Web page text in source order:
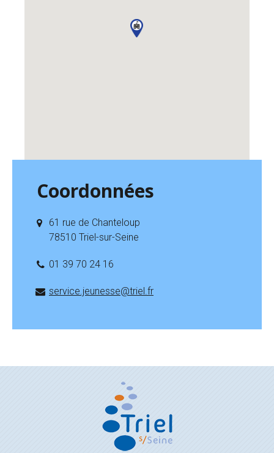
Coordonnées
61 rue de Chanteloup
78510 Triel-sur-Seine
01 39 70 24 16
service.jeunesse@triel.fr